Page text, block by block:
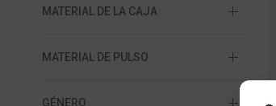
MATERIAL DE LA CAJA
MATERIAL DE PULSO
GÉNERO